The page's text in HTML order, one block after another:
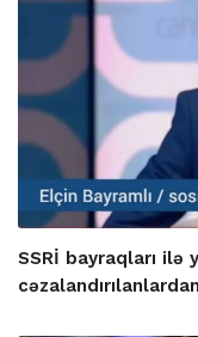
SSRİ bayraqları ilə